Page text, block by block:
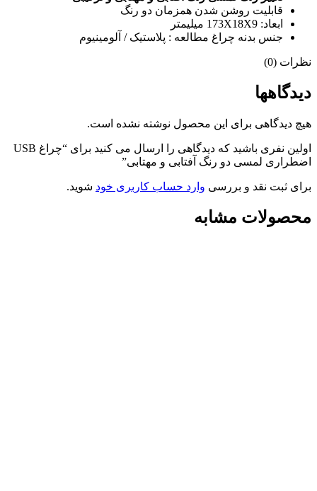
قابلیت روشن شدن همزمان دو رنگ
ابعاد: 173X18X9 میلیمتر
جنس بدنه چراغ مطالعه : پلاستیک / آلومینیوم
نظرات (0)
دیدگاهها
هیچ دیدگاهی برای این محصول نوشته نشده است.
اولین نفری باشید که دیدگاهی را ارسال می کنید برای “چراغ USB
اضطراری لمسی دو رنگ آفتابی و مهتابی”
برای ثبت نقد و بررسی وارد حساب کاربری خود شوید.
محصولات مشابه